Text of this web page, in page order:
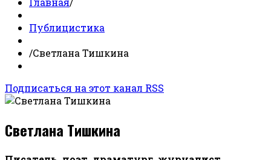
Публицистика
/Светлана Тишкина
Подписаться на этот канал RSS
Светлана Тишкина